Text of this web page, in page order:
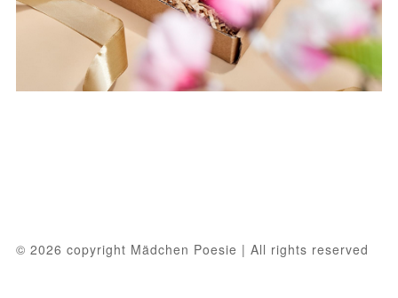
© 2026 copyright Mädchen Poesie | All rights reserved